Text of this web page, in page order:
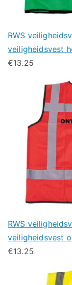
RWS
veiligheidsvest
€13.25
RWS
veiligheidsvest
€13.25